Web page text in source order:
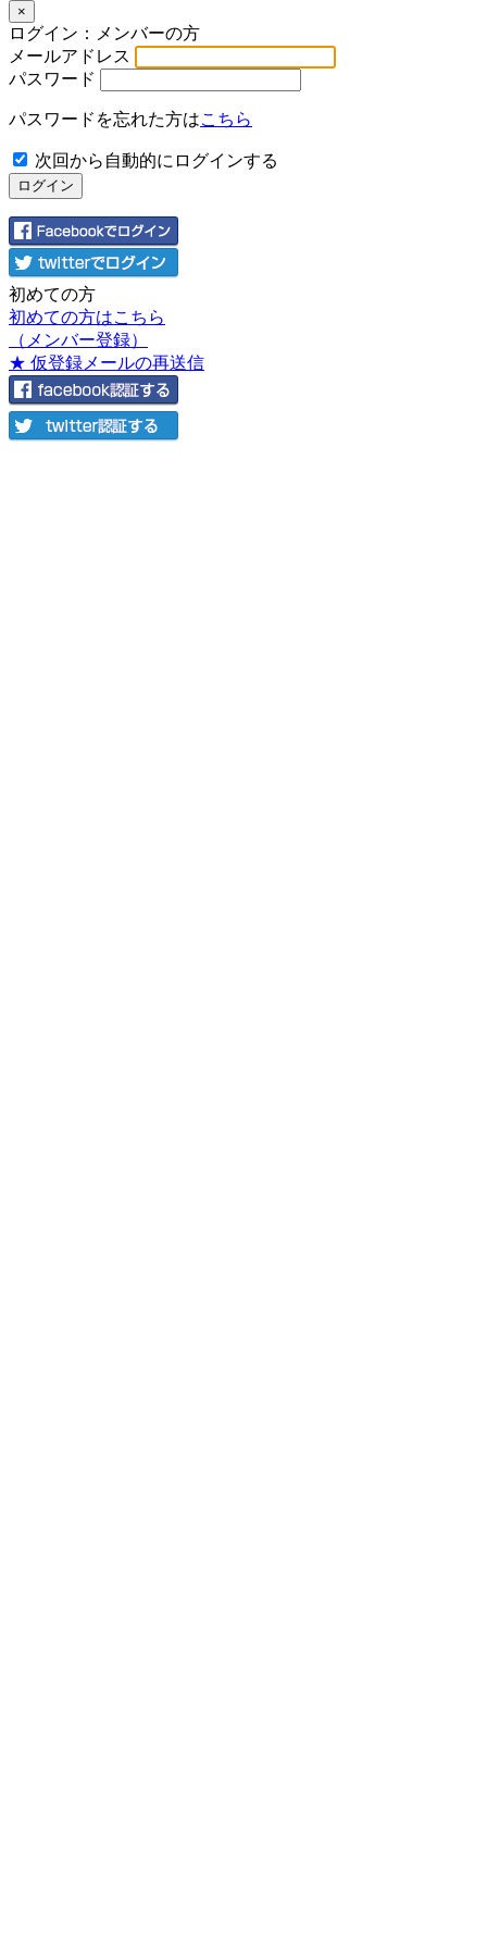
×
ログイン：メンバーの方
メールアドレス
パスワード
パスワードを忘れた方はこちら
次回から自動的にログインする
初めての方
初めての方はこちら
（メンバー登録）
★ 仮登録メールの再送信